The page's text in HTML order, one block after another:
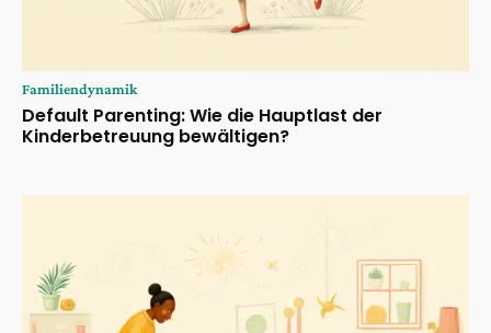
Familiendynamik
Default Parenting: Wie die Hauptlast der
Kinderbetreuung bewältigen?